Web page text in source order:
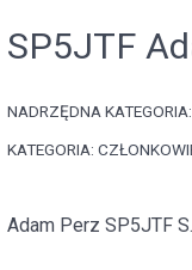
SP5JTF
NADRZĘDNA
KATEGORIA:
Adam Perz SP5JTF